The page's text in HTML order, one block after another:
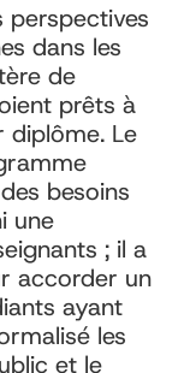
perspectives
dans les
de
prêts à
diplôme. Le
besoins
une
; il a
accorder un
ayant
les
et le